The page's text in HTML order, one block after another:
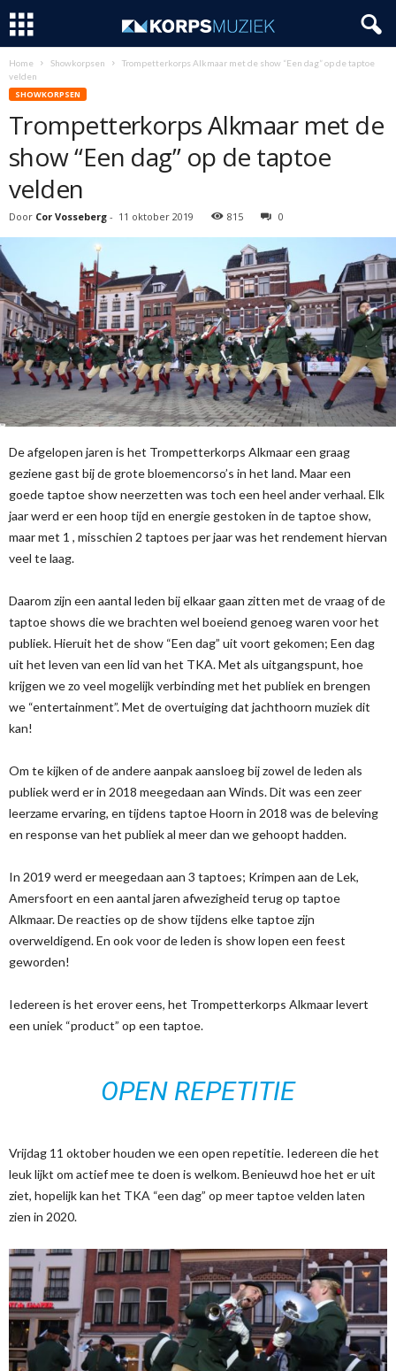
Home Showkorpsen
Trompetterkorps Alkmaar met de show “Een dag” op de taptoe
velden
SHOWKORPSEN
Trompetterkorps Alkmaar met de
show “Een dag” op de taptoe
velden
Door Cor Vosseberg - 11 oktober 2019 815 0
De afgelopen jaren is het Trompetterkorps Alkmaar een graag
geziene gast bij de grote bloemencorso’s in het land. Maar een
goede taptoe show neerzetten was toch een heel ander verhaal. Elk
jaar werd er een hoop tijd en energie gestoken in de taptoe show,
maar met 1 , misschien 2 taptoes per jaar was het rendement hiervan
veel te laag.
Daarom zijn een aantal leden bij elkaar gaan zitten met de vraag of de
taptoe shows die we brachten wel boeiend genoeg waren voor het
publiek. Hieruit het de show “Een dag” uit voort gekomen; Een dag
uit het leven van een lid van het TKA. Met als uitgangspunt, hoe
krijgen we zo veel mogelijk verbinding met het publiek en brengen
we “entertainment”. Met de overtuiging dat jachthoorn muziek dit
kan!
Om te kijken of de andere aanpak aansloeg bij zowel de leden als
publiek werd er in 2018 meegedaan aan Winds. Dit was een zeer
leerzame ervaring, en tijdens taptoe Hoorn in 2018 was de beleving
en response van het publiek al meer dan we gehoopt hadden.
In 2019 werd er meegedaan aan 3 taptoes; Krimpen aan de Lek,
Amersfoort en een aantal jaren afwezigheid terug op taptoe
Alkmaar. De reacties op de show tijdens elke taptoe zijn
overweldigend. En ook voor de leden is show lopen een feest
geworden!
Iedereen is het erover eens, het Trompetterkorps Alkmaar levert
een uniek “product” op een taptoe.
OPEN REPETITIE
Vrijdag 11 oktober houden we een open repetitie. Iedereen die het
leuk lijkt om actief mee te doen is welkom. Benieuwd hoe het er uit
ziet, hopelijk kan het TKA “een dag” op meer taptoe velden laten
zien in 2020.